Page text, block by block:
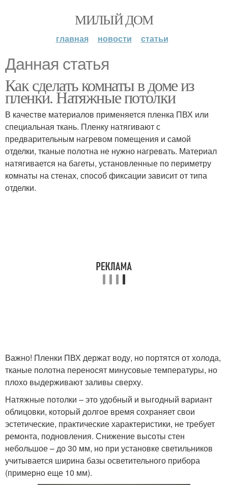
МИЛЫЙ ДОМ
главная новости статьи
Данная статья
Как сделать комнаты в доме из
пленки. Натяжные потолки
В качестве материалов применяется пленка ПВХ или
специальная ткань. Пленку натягивают с
предварительным нагревом помещения и самой
отделки, тканые полотна не нужно нагревать. Материал
натягивается на багеты, установленные по периметру
комнаты на стенах, способ фиксации зависит от типа
отделки.
Важно! Пленки ПВХ держат воду, но портятся от холода,
тканые полотна переносят минусовые температуры, но
плохо выдерживают заливы сверху.
Натяжные потолки – это удобный и выгодный вариант
облицовки, который долгое время сохраняет свои
эстетические, практические характеристики, не требует
ремонта, подновления. Снижение высоты стен
небольшое – до 30 мм, но при установке светильников
учитывается ширина базы осветительного прибора
(примерно еще 10 мм).